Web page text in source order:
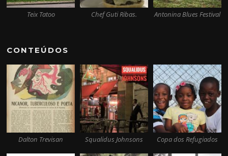
Teix Tatoo Chef Guti Ribas. Antonina Blues Festival
CONTEÚDOS
Dalton Trevisan Squalidus Johnsons Copa dos Refugiados